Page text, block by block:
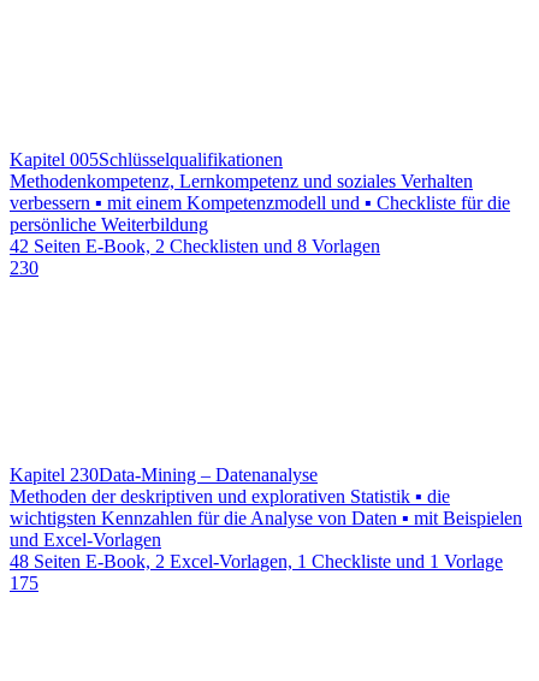
Kapitel 005Schlüsselqualifikationen
Methodenkompetenz, Lernkompetenz und soziales Verhalten
verbessern ▪ mit einem Kompetenzmodell und ▪ Checkliste für die
persönliche Weiterbildung
42 Seiten E-Book, 2 Checklisten und 8 Vorlagen
230
Kapitel 230Data-Mining – Datenanalyse
Methoden der deskriptiven und explorativen Statistik ▪ die
wichtigsten Kennzahlen für die Analyse von Daten ▪ mit Beispielen
und Excel-Vorlagen
48 Seiten E-Book, 2 Excel-Vorlagen, 1 Checkliste und 1 Vorlage
175